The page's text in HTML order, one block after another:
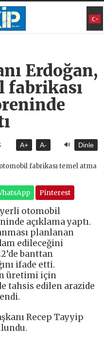
Erdoğan,
fabrikası
A+ A- 🔊 Dinle
Pinterest
yerli otomobil
açıklama yaptı.
planlanan
edileceğini
banttan
ifade etti.
üretimi için
tahsis edilen arazide
Recep Tayyip